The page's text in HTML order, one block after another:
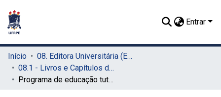
Entrar
Início
08. Editora Universitária (EDUFRPE)
08.1 - Livros e Capítulos de Livros (EDUFRPE)
Programa de educação tutorial: PET UFRPE: construindo o futuro rompendo barreiras e unindo conhecimentos